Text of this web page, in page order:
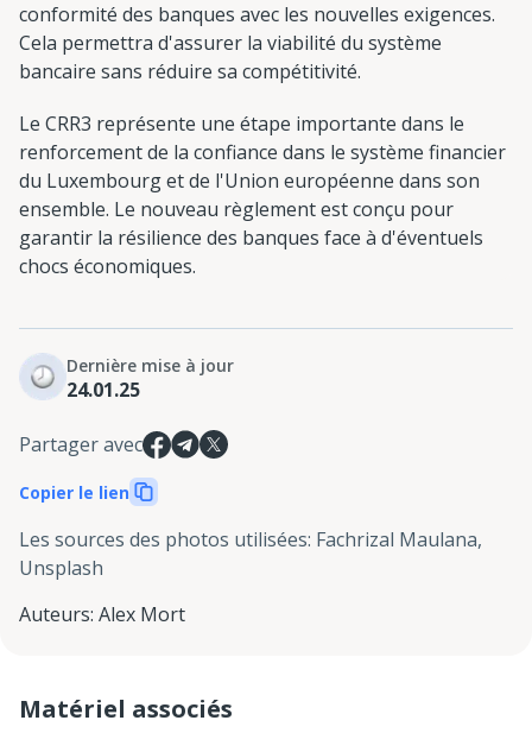
conformité des banques avec les nouvelles exigences.
Cela permettra d'assurer la viabilité du système
bancaire sans réduire sa compétitivité.
Le CRR3 représente une étape importante dans le
renforcement de la confiance dans le système financier
du Luxembourg et de l'Union européenne dans son
ensemble. Le nouveau règlement est conçu pour
garantir la résilience des banques face à d'éventuels
chocs économiques.
Dernière mise à jour
24.01.25
Partager avec
Copier le lien
Les sources des photos utilisées: Fachrizal Maulana,
Unsplash
Auteurs: Alex Mort
Matériel associés